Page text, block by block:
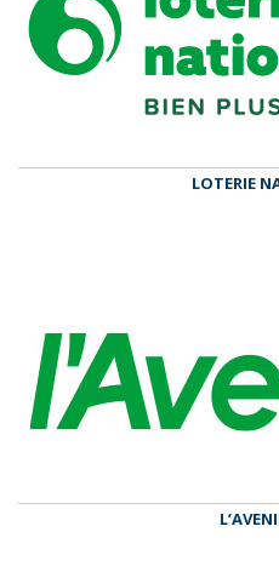
LOTERIE